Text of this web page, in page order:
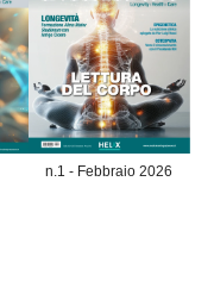
n.1 - Febbraio 2026